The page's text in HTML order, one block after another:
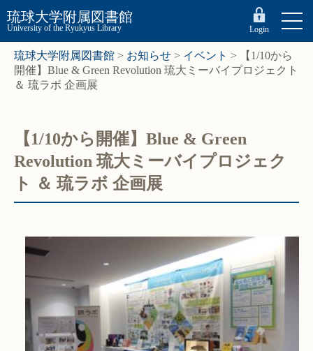
琉球大学附属図書館
University of the Ryukyus Library Login
琉球大学附属図書館 > お知らせ > イベント >
【1/10から
開催】Blue & Green Revolution 琉大ミーバイプロジェクト
＆ 琉ラボ 企画展
【1/10から開催】Blue & Green
Revolution 琉大ミーバイプロジェク
ト ＆ 琉ラボ 企画展